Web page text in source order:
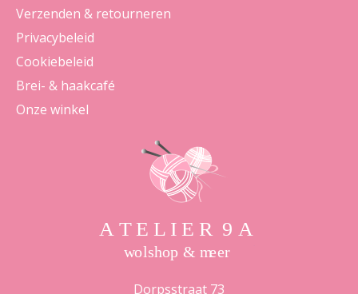
Verzenden & retourneren
Privacybeleid
Cookiebeleid
Brei- & haakcafé
Onze winkel
Dorpsstraat 73